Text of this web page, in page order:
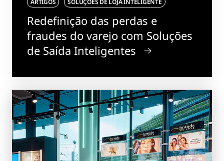
Redefinição das perdas e
fraudes do varejo com Soluções
de Saída Inteligentes